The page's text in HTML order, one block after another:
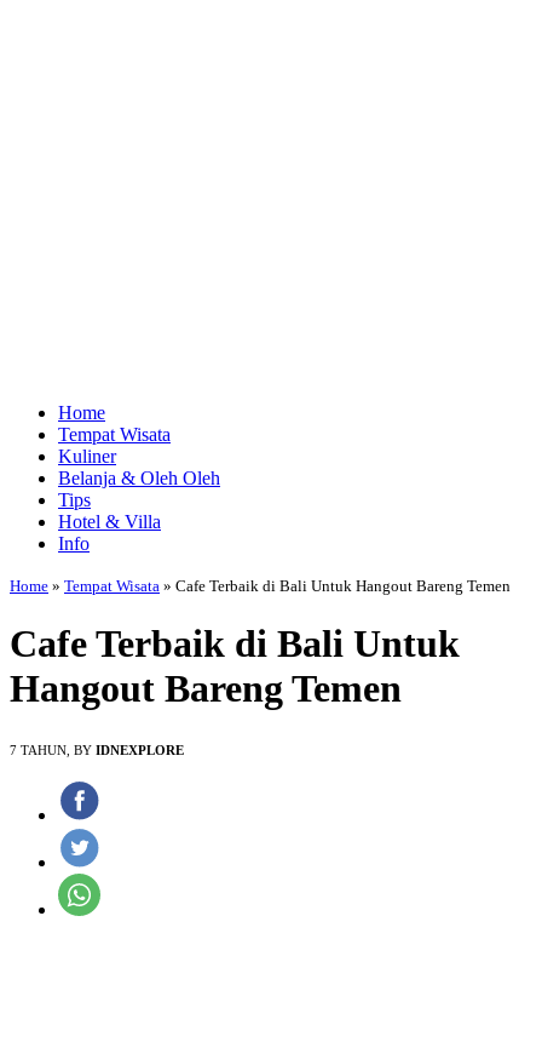
Home
Tempat Wisata
Kuliner
Belanja & Oleh Oleh
Tips
Hotel & Villa
Info
Home » Tempat Wisata » Cafe Terbaik di Bali Untuk Hangout Bareng Temen
Cafe Terbaik di Bali Untuk
Hangout Bareng Temen
7 TAHUN, BY IDNEXPLORE